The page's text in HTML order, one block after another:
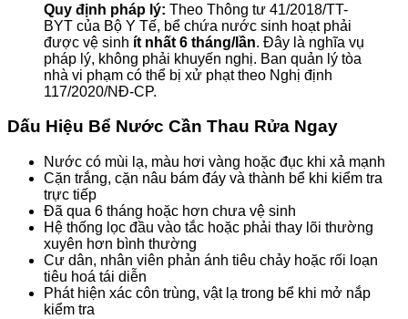
Quy định pháp lý: Theo Thông tư 41/2018/TT-
BYT của Bộ Y Tế, bể chứa nước sinh hoạt phải
được vệ sinh ít nhất 6 tháng/lần. Đây là nghĩa vụ
pháp lý, không phải khuyến nghị. Ban quản lý tòa
nhà vi phạm có thể bị xử phạt theo Nghị định
117/2020/NĐ-CP.
Dấu Hiệu Bể Nước Cần Thau Rửa Ngay
Nước có mùi lạ, màu hơi vàng hoặc đục khi xả mạnh
Cặn trắng, cặn nâu bám đáy và thành bể khi kiểm tra
trực tiếp
Đã qua 6 tháng hoặc hơn chưa vệ sinh
Hệ thống lọc đầu vào tắc hoặc phải thay lõi thường
xuyên hơn bình thường
Cư dân, nhân viên phản ánh tiêu chảy hoặc rối loạn
tiêu hoá tái diễn
Phát hiện xác côn trùng, vật lạ trong bể khi mở nắp
kiểm tra